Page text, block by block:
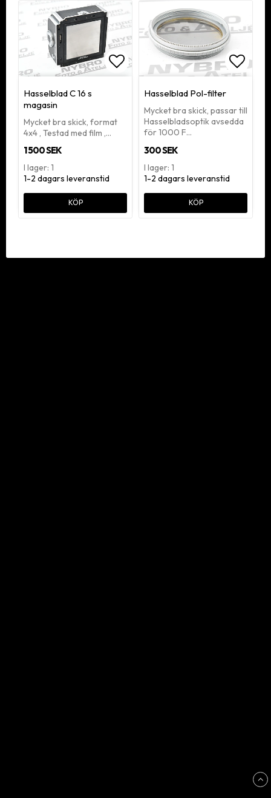
Lägg till i favoritlistan
Hasselblad C 16 s
magasin
Mycket bra skick, format
4x4 , Testad med film ,…
1 500 SEK
I lager: 1
1-2 dagars leveranstid
KÖP
Lägg
Hasselblad Pol-filter
Mycket bra skick, passar till
Hasselbladsoptik avsedda
för 1000 F…
300 SEK
I lager: 1
1-2 dagars leveranstid
KÖP